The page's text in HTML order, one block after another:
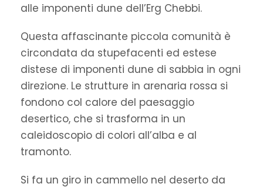
alle imponenti dune dell’Erg Chebbi.
Questa affascinante piccola comunità è
circondata da stupefacenti ed estese
distese di imponenti dune di sabbia in ogni
direzione. Le strutture in arenaria rossa si
fondono col calore del paesaggio
desertico, che si trasforma in un
caleidoscopio di colori all’alba e al
tramonto.
Si fa un giro in cammello nel deserto da